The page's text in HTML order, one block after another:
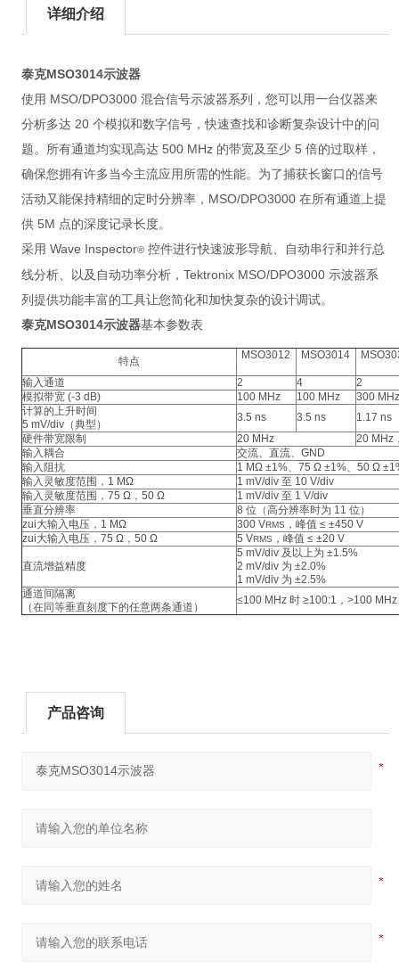
详细介绍
泰克MSO3014示波器
使用 MSO/DPO3000 混合信号示波器系列，您可以用一台仪器来
分析多达 20 个模拟和数字信号，快速查找和诊断复杂设计中的问
题。所有通道均实现高达 500 MHz 的带宽及至少 5 倍的过取样，
确保您拥有许多当今主流应用所需的性能。为了捕获长窗口的信号
活动又能保持精细的定时分辨率，MSO/DPO3000 在所有通道上提
供 5M 点的深度记录长度。
采用 Wave Inspector®控件进行快速波形导航、自动串行和并行总
线分析、以及自动功率分析，Tektronix MSO/DPO3000 示波器系
列提供功能丰富的工具让您简化和加快复杂的设计调试。
泰克MSO3014示波器基本参数表
特点 MSO3012 MSO3014
输入通道 2 4
2
模拟带宽 (-3 dB)
100 MHz 100 MHz
300 MHz
计算的上升时间
5 mV/div（典型）
3.5 ns 3.5 ns
1.17 ns
硬件带宽限制
20 MHz
20 MHz
输入耦合
交流、直流、GND
输入阻抗
1 MΩ ±1%、75 Ω ±1%、50 Ω
输入灵敏度范围，1 MΩ
1 mV/div 至 10 V/div
输入灵敏度范围，75 Ω，50 Ω
1 mV/div 至 1 V/div
垂直分辨率
8 位（高分辨率时为 11 位）
zui大输入电压，1 MΩ
300 VRMS ，峰值 ≤ ±450 V
zui大输入电压，75 Ω，50 Ω
5 VRMS ，峰值 ≤ ±20 V
直流增益精度
5 mV/div 及以上为 ±1.5%
2 mV/div 为 ±2.0%
1 mV/div 为 ±2.5%
通道间隔离
（在同等垂直刻度下的任意两条通道）
≤100 MHz 时 ≥100:1，>100
产品咨询